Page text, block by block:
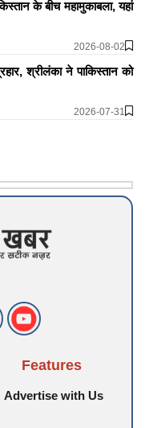
के बीच महामुकाबला, यहां
2026-08-02
श्रीलंका ने पाकिस्तान को
2026-07-31
Features
Advertise with Us